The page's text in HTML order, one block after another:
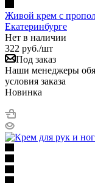
Живой крем с
Екатеринбурге
Нет в наличии
322 руб./шт
Под заказ
Наши менеджеры
условия заказа
Новинка